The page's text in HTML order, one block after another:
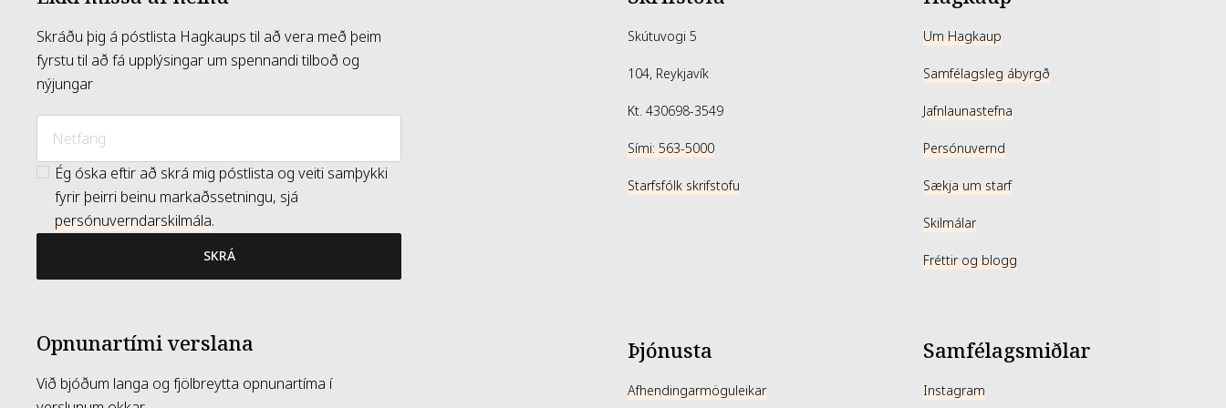
Skráðu þig á póstlista Hagkaups til að vera með þeim
fyrstu til að fá upplýsingar um spennandi tilboð og
nýjungar
Ég óska eftir að skrá mig póstlista og veiti samþykki
fyrir þeirri beinu markaðssetningu, sjá
persónuverndarskilmála.
SKRÁ
Opnunartími verslana
Við bjóðum langa og fjölbreytta opnunartíma í
Skútuvogi 5
104, Reykjavík
Kt. 430698-3549
Sími: 563-5000
Starfsfólk skrifstofu
Um Hagkaup
Samfélagsleg ábyrgð
Jafnlaunastefna
Persónuvernd
Sækja um starf
Skilmálar
Fréttir og blogg
Þjónusta
Afhendingarmöguleikar
Samfélagsmiðlar
Instagram